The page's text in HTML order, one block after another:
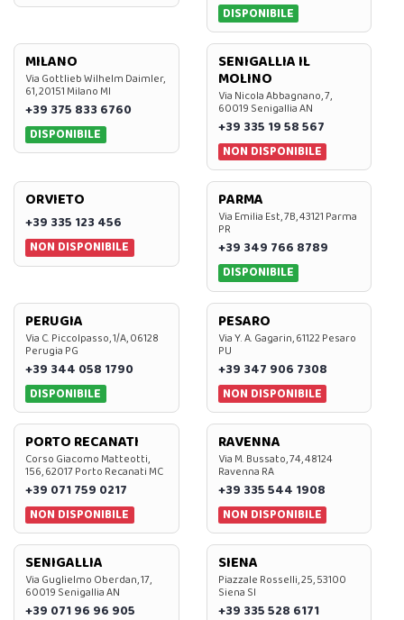
DISPONIBILE
MILANO
Via Gottlieb Wilhelm Daimler,
61, 20151 Milano MI
+39 375 833 6760
DISPONIBILE
SENIGALLIA IL
MOLINO
Via Nicola Abbagnano, 7,
60019 Senigallia AN
+39 335 19 58 567
NON DISPONIBILE
ORVIETO
+39 335 123 456
NON DISPONIBILE
PARMA
Via Emilia Est, 7B, 43121 Parma
PR
+39 349 766 8789
DISPONIBILE
PERUGIA
Via C. Piccolpasso, 1/A, 06128
Perugia PG
+39 344 058 1790
DISPONIBILE
PESARO
Via Y. A. Gagarin, 61122 Pesaro
PU
+39 347 906 7308
NON DISPONIBILE
PORTO RECANATI
Corso Giacomo Matteotti,
156, 62017 Porto Recanati MC
+39 071 759 0217
NON DISPONIBILE
RAVENNA
Via M. Bussato, 74, 48124
Ravenna RA
+39 335 544 1908
NON DISPONIBILE
SENIGALLIA
Via Guglielmo Oberdan, 17,
60019 Senigallia AN
+39 071 96 96 905
SIENA
Piazzale Rosselli, 25, 53100
Siena SI
+39 335 528 6171